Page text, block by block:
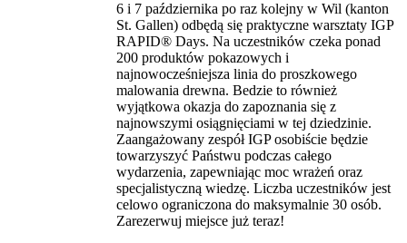
6 i 7 października po raz kolejny w Wil (kanton
St. Gallen) odbędą się praktyczne warsztaty IGP
RAPID® Days. Na uczestników czeka ponad
200 produktów pokazowych i
najnowocześniejsza linia do proszkowego
malowania drewna. Bedzie to również
wyjątkowa okazja do zapoznania się z
najnowszymi osiągnięciami w tej dziedzinie.
Zaangażowany zespół IGP osobiście będzie
towarzyszyć Państwu podczas całego
wydarzenia, zapewniając moc wrażeń oraz
specjalistyczną wiedzę. Liczba uczestników jest
celowo ograniczona do maksymalnie 30 osób.
Zarezerwuj miejsce już teraz!